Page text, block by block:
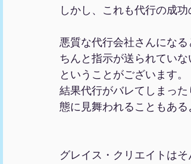
しかし、これも代行の成功
悪質な代行会社さんにな
ちんと指示が送られていな
ということがございます。
結果代行がバレてしまっ
態に見舞われることもある
グレイス・クリエイトは